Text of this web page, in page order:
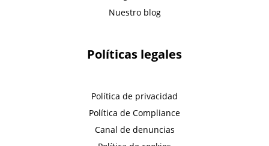
Nuestro blog
Políticas legales
Política de privacidad
Política de Compliance
Canal de denuncias